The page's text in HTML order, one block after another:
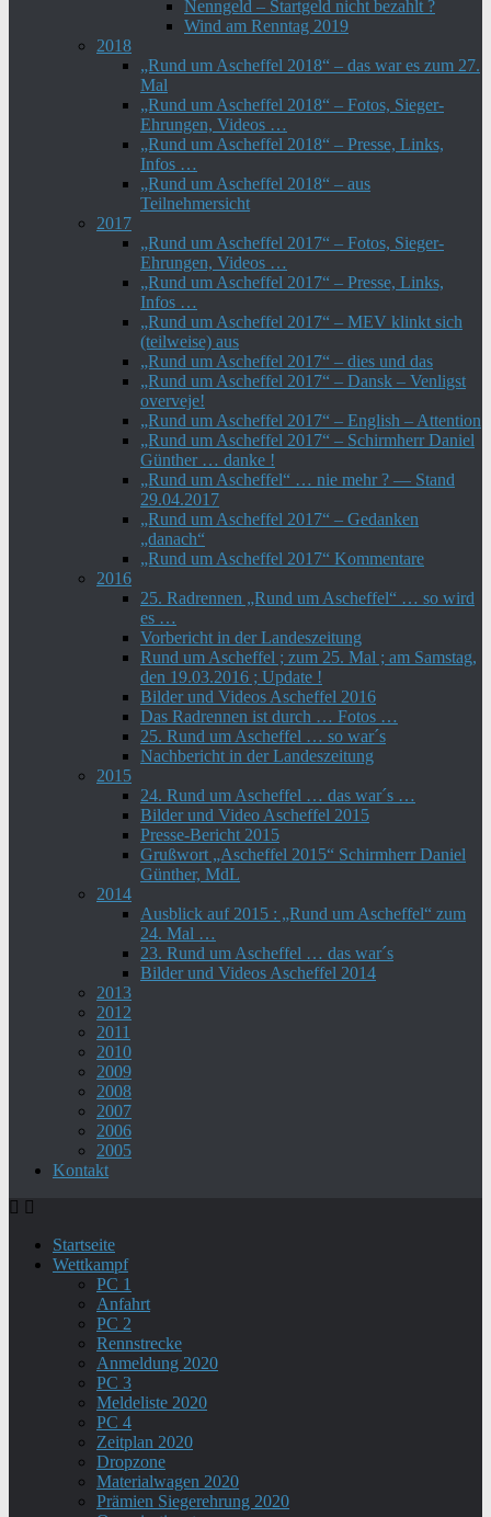
Nenngeld – Startgeld nicht bezahlt ?
Wind am Renntag 2019
2018
„Rund um Ascheffel 2018“ – das war es zum 27.
Mal
„Rund um Ascheffel 2018“ – Fotos, Sieger-
Ehrungen, Videos …
„Rund um Ascheffel 2018“ – Presse, Links,
Infos …
„Rund um Ascheffel 2018“ – aus
Teilnehmersicht
2017
„Rund um Ascheffel 2017“ – Fotos, Sieger-
Ehrungen, Videos …
„Rund um Ascheffel 2017“ – Presse, Links,
Infos …
„Rund um Ascheffel 2017“ – MEV klinkt sich
(teilweise) aus
„Rund um Ascheffel 2017“ – dies und das
„Rund um Ascheffel 2017“ – Dansk – Venligst
overveje!
„Rund um Ascheffel 2017“ – English – Attention
„Rund um Ascheffel 2017“ – Schirmherr Daniel
Günther … danke !
„Rund um Ascheffel“ … nie mehr ? — Stand
29.04.2017
„Rund um Ascheffel 2017“ – Gedanken
„danach“
„Rund um Ascheffel 2017“ Kommentare
2016
25. Radrennen „Rund um Ascheffel“ … so wird
es …
Vorbericht in der Landeszeitung
Rund um Ascheffel ; zum 25. Mal ; am Samstag,
den 19.03.2016 ; Update !
Bilder und Videos Ascheffel 2016
Das Radrennen ist durch … Fotos …
25. Rund um Ascheffel … so war´s
Nachbericht in der Landeszeitung
2015
24. Rund um Ascheffel … das war´s …
Bilder und Video Ascheffel 2015
Presse-Bericht 2015
Grußwort „Ascheffel 2015“ Schirmherr Daniel
Günther, MdL
2014
Ausblick auf 2015 : „Rund um Ascheffel“ zum
24. Mal …
23. Rund um Ascheffel … das war´s
Bilder und Videos Ascheffel 2014
2013
2012
2011
2010
2009
2008
2007
2006
2005
Kontakt
Startseite
Wettkampf
PC 1
Anfahrt
PC 2
Rennstrecke
Anmeldung 2020
PC 3
Meldeliste 2020
PC 4
Zeitplan 2020
Dropzone
Materialwagen 2020
Prämien Siegerehrung 2020